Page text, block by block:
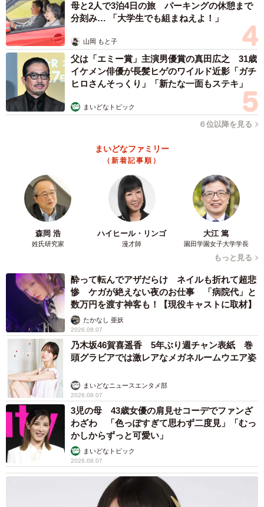
母と2人で3泊4日の旅 パーキングの休憩まで
分刻み… 「大学生でも組まねえよ！」
山岡 もと子
父は「エミー賞」主演男優賞の真田広之 31歳
イケメン俳優が長髪ヒゲのワイルド近影「ガチ
ヒロさんそっくり」「新たな一面もステキ」
まいどなトピック
６位以降を見る
まいどなファミリー
（新着記事順）
森岡 浩
姓氏研究家
ハイヒール・リンゴ
漫才師
大江 篤
園田学園女子大学学長
もっと見る
酔って転んでアザだらけ ネイルも折れて超悲
惨 ケガが絶えない夜のお仕事 「病院代」と
数万円を渡す神客も！【現役キャストに取材】
たかなし 亜妖
2026.08.07
乃木坂46賀喜遥香 5年ぶり週チャン表紙 巻
頭グラビアでは激レアなメガネルームウエア姿
まいどなニュースエンタメ部
2026.08.07
3児の母 43歳女優の肩見せコーデでファンざ
わざわ 「色っぽすぎて思わず二度見」「むっ
かしからずっと可愛い」
まいどなトピック
2026.08.07